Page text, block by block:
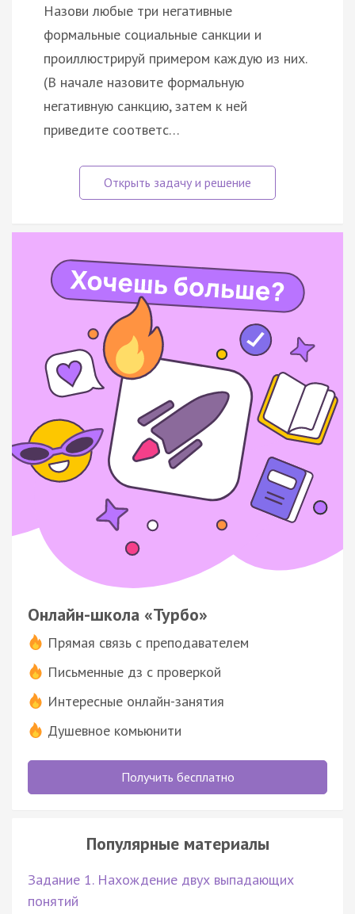
Назови любые три негативные
формальные социальные санкции и
проиллюстрируй примером каждую из них.
(В начале назовите формальную
негативную санкцию, затем к ней
приведите соответс…
Онлайн-школа «Турбо»
Прямая связь с преподавателем
Письменные дз с проверкой
Интересные онлайн-занятия
Душевное комьюнити
Получить бесплатно
Популярные материалы
Задание 1. Нахождение двух выпадающих
понятий